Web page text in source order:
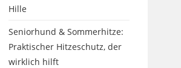
Hille
Seniorhund & Sommerhitze:
Praktischer Hitzeschutz, der
wirklich hilft